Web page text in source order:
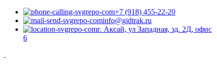
+7 (918) 455-22-20
info@gidtrak.ru
г. Аксай, ул Западная, зд. 2Д, офис
6